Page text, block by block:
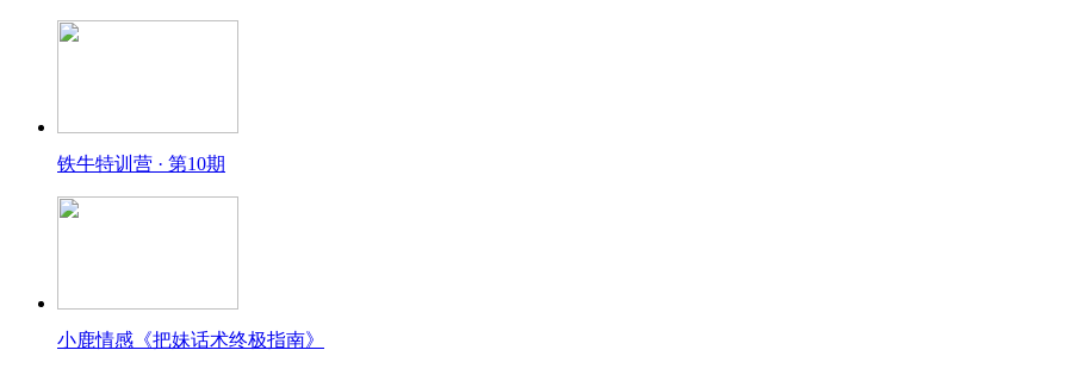
铁牛特训营 · 第10期
小鹿情感《把妹话术终极指南》